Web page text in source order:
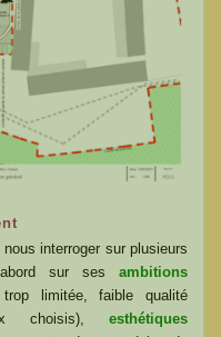
interroger sur plusieurs
sur ses ambitions
trop limitée, faible qualité
choisis), esthétiques